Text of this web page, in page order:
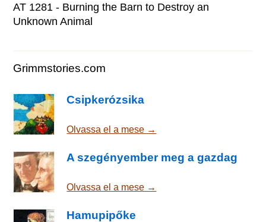
AT 1281 - Burning the Barn to Destroy an
Unknown Animal
Grimmstories.com
Csipkerózsika
Olvassa el a mese →
A szegényember meg a gazdag
Olvassa el a mese →
Hamupipőke